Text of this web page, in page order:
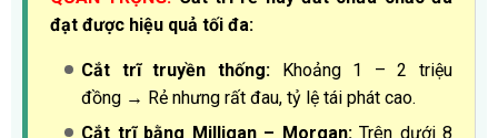
đạt được hiệu quả tối đa:
Cắt trĩ truyền thống:Khoảng 1 – 2 triệu
đồng → Rẻ nhưng rất đau, tỷ lệ tái phát cao.
Cắt trĩ bằng Milligan – Morgan:Trên dưới 8